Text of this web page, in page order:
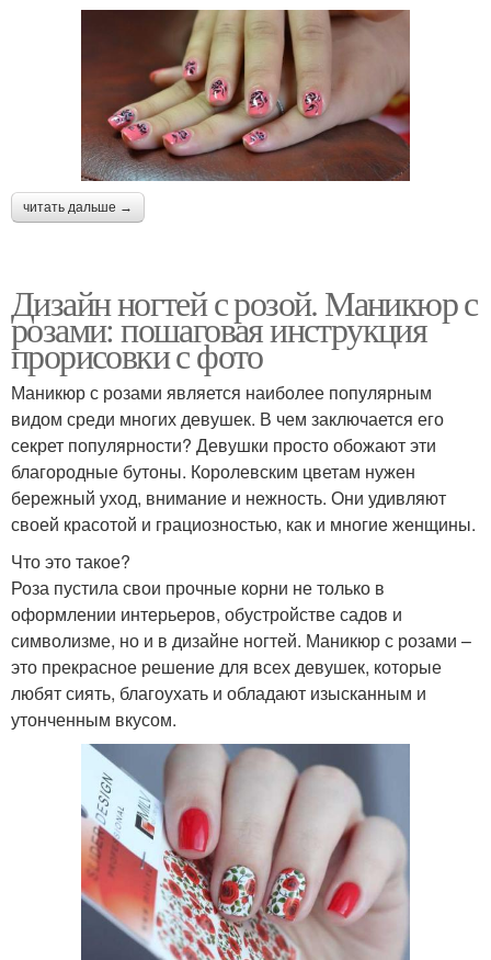
читать дальше →
Дизайн ногтей с розой. Маникюр с
розами: пошаговая инструкция
прорисовки с фото
Маникюр с розами является наиболее популярным
видом среди многих девушек. В чем заключается его
секрет популярности? Девушки просто обожают эти
благородные бутоны. Королевским цветам нужен
бережный уход, внимание и нежность. Они удивляют
своей красотой и грациозностью, как и многие женщины.
Что это такое?
Роза пустила свои прочные корни не только в
оформлении интерьеров, обустройстве садов и
символизме, но и в дизайне ногтей. Маникюр с розами –
это прекрасное решение для всех девушек, которые
любят сиять, благоухать и обладают изысканным и
утонченным вкусом.